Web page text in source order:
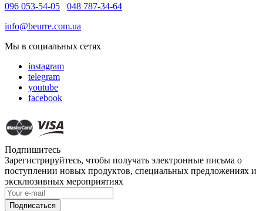
096 053-54-05
048 787-34-64
info@beurre.com.ua
Мы в социальных сетях
instagram
telegram
youtube
facebook
Подпишитесь
Зарегистрируйтесь, чтобы получать электронные письма о
поступлении новых продуктов, специальных предложениях и
эксклюзивных мероприятиях
Подписаться